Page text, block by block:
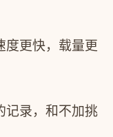
度更快，载量更
记录，和不加挑